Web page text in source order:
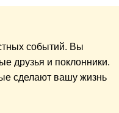
событий. Вы
друзья и поклонники.
сделают вашу жизнь